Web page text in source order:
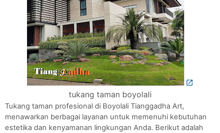
tukang taman boyolali
Tukang taman profesional di Boyolali Tianggadha Art,
menawarkan berbagai layanan untuk memenuhi kebutuhan
estetika dan kenyamanan lingkungan Anda. Berikut adalah